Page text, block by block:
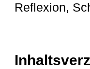
Reflexion,